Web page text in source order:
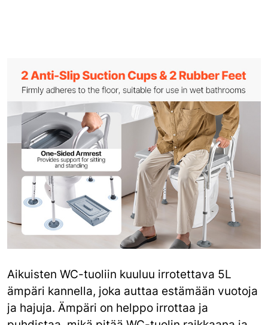
Aikuisten WC-tuoliin kuuluu irrotettava 5L
ämpäri kannella, joka auttaa estämään vuotoja
ja hajuja. Ämpäri on helppo irrottaa ja